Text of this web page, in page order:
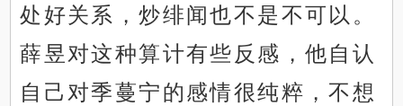
处好关系，炒绯闻也不是不可以。
薛昱对这种算计有些反感，他自认
自己对季蔓宁的感情很纯粹，不想